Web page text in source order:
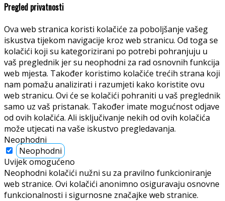
Pregled privatnosti
Ova web stranica koristi kolačiće za poboljšanje vašeg
iskustva tijekom navigacije kroz web stranicu. Od toga se
kolačići koji su kategorizirani po potrebi pohranjuju u
vaš preglednik jer su neophodni za rad osnovnih funkcija
web mjesta. Također koristimo kolačiće trećih strana koji
nam pomažu analizirati i razumjeti kako koristite ovu
web stranicu. Ovi će se kolačići pohraniti u vaš preglednik
samo uz vaš pristanak. Također imate mogućnost odjave
od ovih kolačića. Ali isključivanje nekih od ovih kolačića
može utjecati na vaše iskustvo pregledavanja.
Neophodni
Neophodni
Uvijek omogućeno
Neophodni kolačići nužni su za pravilno funkcioniranje
web stranice. Ovi kolačići anonimno osiguravaju osnovne
funkcionalnosti i sigurnosne značajke web stranice.